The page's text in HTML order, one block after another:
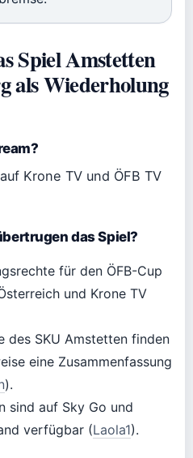
Spiel Amstetten
als Wiederholung
Krone TV und ÖFB TV
das Spiel?
für den ÖFB-Cup
und Krone TV
des SKU Amstetten finden
eine Zusammenfassung
).
sind auf Sky Go und
verfügbar (Laola1).